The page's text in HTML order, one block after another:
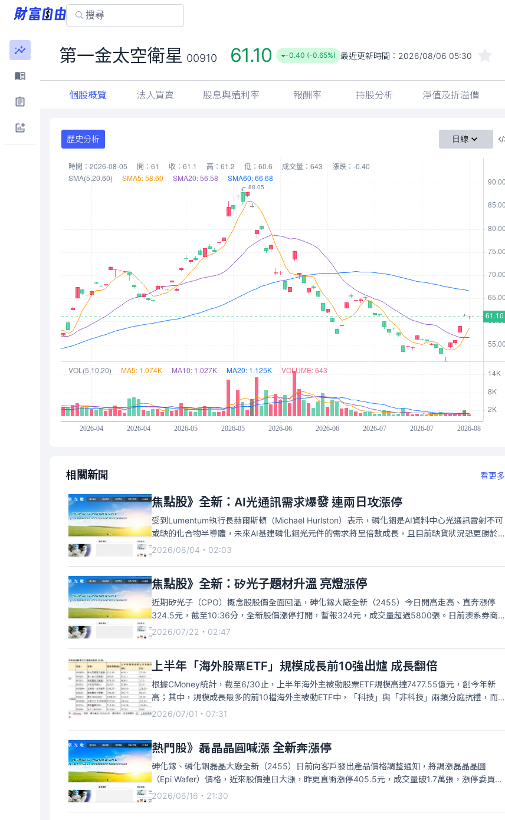
第一金太空衛星 00910 61.10 -0.40 (-0.65%) 最近更新時間： 2026/08/06 05:30
個股概覽 法人買賣 股息與殖利率 報酬率 持股分析 淨值及折溢價
歷史分析 日線
相關新聞 看更多
焦點股》全新：AI光通訊需求爆發 連兩日攻漲停
受到Lumentum執行長赫爾斯頓（Michael Hurlston）表示，磷化銦是AI資料中心光通訊雷射不可
或缺的化合物半導體，未來AI基建磷化銦光元件的需求將呈倍數成長，且目前缺貨狀況恐更勝於
記憶體，帶動砷化鎵族群全新（2455）股價連續兩日衝上漲停，今日截至9:35分為止，股價緊鎖
2026/08/04・02:03
焦點股》全新：矽光子題材升溫 亮燈漲停
近期矽光子（CPO）概念股股價全面回溫，砷化鎵大廠全新（2455）今日開高走高、直奔漲停
324.5元，截至10:36分，全新股價漲停打開，暫報324元，成交量超過5800張。日前澳系券商
預期全新多個laser（雷射）專案將於明年投入量產，明年營收將大於PD（光電二極體），
2026/07/22・02:47
上半年「海外股票ETF」規模成長前10強出爐 成長翻倍
根據CMoney統計，截至6/30止，上半年海外主被動股票ETF規模高達7477.55億元，創今年新
高；其中，規模成長最多的前10檔海外主被動ETF中，「科技」與「非科技」兩類分庭抗禮，而
「非科技類」又以「新光美國電力基建」（009805），上半年成長64.91億最多；「第一金太空
2026/07/01・07:31
熱門股》磊晶晶圓喊漲 全新奔漲停
砷化鎵、磷化銦磊晶大廠全新（2455）日前向客戶發出產品價格調整通知，將調漲磊晶晶圓
（Epi Wafer）價格，近來股價連日大漲，昨更直衝漲停405.5元，成交量破1.7萬張，漲停委買張
數高掛逾2萬張。磷化銦（InP）為基礎的光通訊磊晶產品，主要應用於光收發模組、CW Laser及
2026/06/16・21:30